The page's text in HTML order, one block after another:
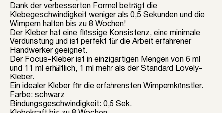
CHF 38.00
Dank der verbesserten Formel beträgt die
Klebegeschwindigkeit weniger als 0,5 Sekunden und die
Wimpern halten bis zu 8 Wochen!
Der Kleber hat eine flüssige Konsistenz, eine minimale
Verdunstung und ist perfekt für die Arbeit erfahrener
Handwerker geeignet.
Der Focus-Kleber ist in einzigartigen Mengen von 6 ml
und 11 ml erhältlich, 1 ml mehr als der Standard Lovely-
Kleber.
Ein idealer Kleber für die erfahrensten Wimpernkünstler.
Farbe: schwarz
Bindungsgeschwindigkeit: 0,5 Sek.